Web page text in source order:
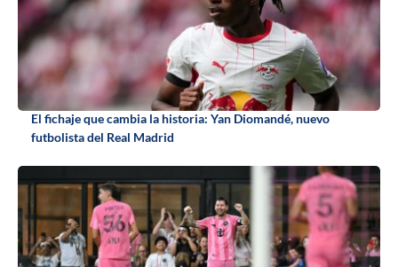
El fichaje que cambia la historia: Yan Diomandé, nuevo
futbolista del Real Madrid